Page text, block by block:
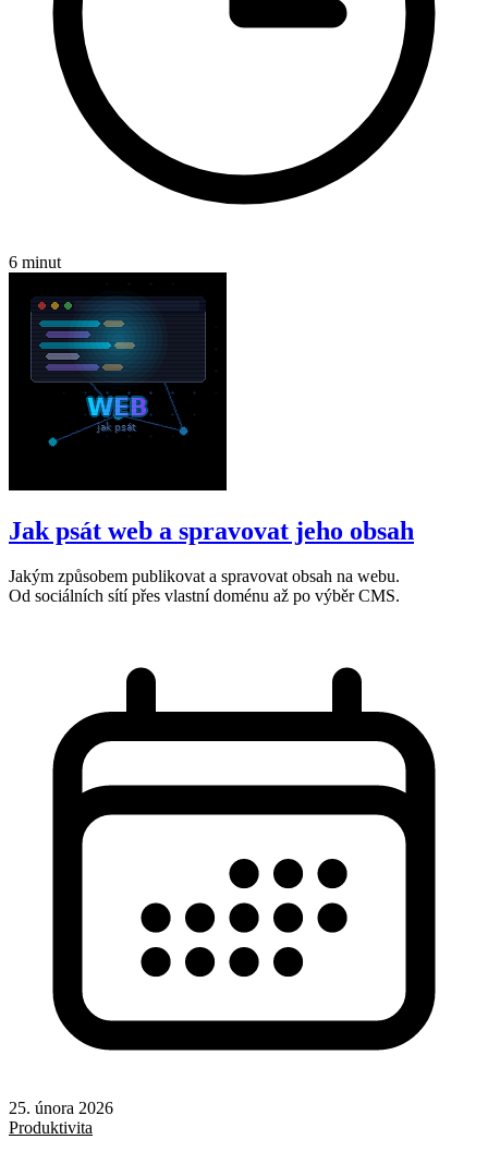
6 minut
Jak psát web a spravovat jeho obsah
Jakým způsobem publikovat a spravovat obsah na webu.
Od sociálních sítí přes vlastní doménu až po výběr CMS.
25. února 2026
Produktivita